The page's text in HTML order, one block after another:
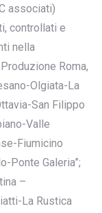
associati)
controllati e
nella
Roma,
Olgiata-La
San Filippo
Valle
Fiumicino
Ponte Galeria”;
–
La Rustica